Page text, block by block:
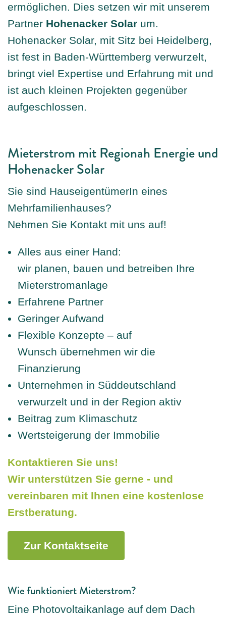
Über uns
Kontakt
ermöglichen. Dies setzen wir mit unserem
Partner Hohenacker Solar um.
Hohenacker Solar, mit Sitz bei Heidelberg,
ist fest in Baden-Württemberg verwurzelt,
bringt viel Expertise und Erfahrung mit und
ist auch kleinen Projekten gegenüber
aufgeschlossen.
Mieterstrom mit Regionah Energie und
Hohenacker Solar
Sie sind HauseigentümerIn eines
Mehrfamilienhauses?
Nehmen Sie Kontakt mit uns auf!
Alles aus einer Hand:
wir planen, bauen und betreiben Ihre
Mieterstromanlage
Erfahrene Partner
Geringer Aufwand
Flexible Konzepte – auf
Wunsch übernehmen wir die
Finanzierung
Unternehmen in Süddeutschland
verwurzelt und in der Region aktiv
Beitrag zum Klimaschutz
Wertsteigerung der Immobilie
Kontaktieren Sie uns!
Wir unterstützen Sie gerne - und
vereinbaren mit Ihnen eine kostenlose
Erstberatung.
Zur Kontaktseite
Wie funktioniert Mieterstrom?
Eine Photovoltaikanlage auf dem Dach